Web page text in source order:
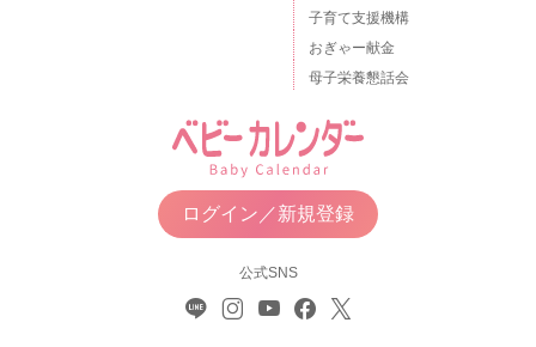
子育て支援機構
おぎゃー献金
母子栄養懇話会
ログイン／新規登録
公式SNS